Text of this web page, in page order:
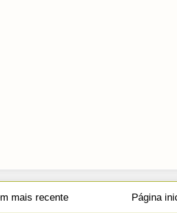
mais recente Página